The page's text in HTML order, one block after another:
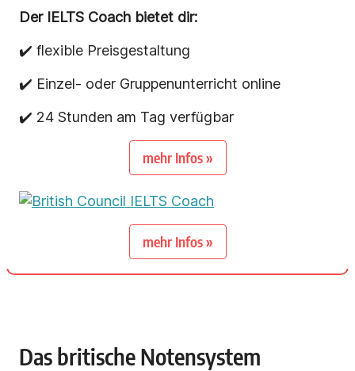
Der IELTS Coach bietet dir:
✔️ flexible Preisgestaltung
✔️ Einzel- oder Gruppenunterricht online
✔️ 24 Stunden am Tag verfügbar
mehr Infos »
mehr Infos »
Das britische Notensystem